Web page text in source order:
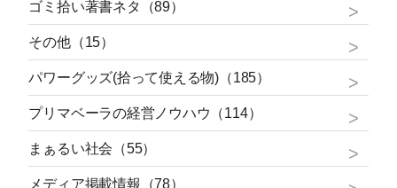
ゴミ拾い著書ネタ（89）
その他（15）
パワーグッズ(拾って使える物)（185）
プリマベーラの経営ノウハウ（114）
まぁるい社会（55）
メディア掲載情報（78）